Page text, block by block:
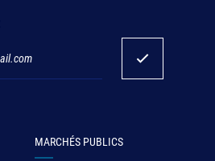
MARCHÉS PUBLICS